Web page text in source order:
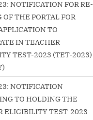
NOTIFICATION FOR RE-
OF THE PORTAL FOR
TO
IN TEACHER
TEST-2023 (TET-2023)
NOTIFICATION
TO HOLDING THE
ELIGIBILITY TEST-2023